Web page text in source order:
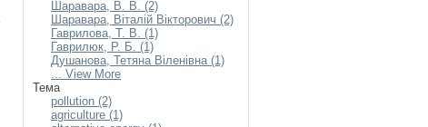
Шаравара, В. В. (2)
Шаравара, Віталій Вікторович (2)
Гаврилова, Т. В. (1)
Гаврилюк, Р. Б. (1)
Душaнова, Тетяна Віленівна (1)
... View More
Тема
pollution (2)
agriculture (1)